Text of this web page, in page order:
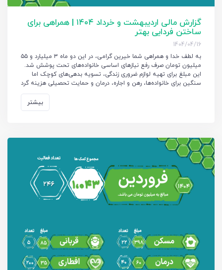
گزارش مالی اردیبهشت و خرداد ۱۴۰۴ | همراهی برای
ساختن فردایی بهتر
1404/04/16
به لطف خدا و همراهی شما خیرین گرامی، در این دو ماه ۳ میلیارد و ۵۵
میلیون تومان صرف رفع نیازهای اساسی خانواده‌های تحت پوشش شد.
این مبلغ برای تهیه لوازم ضروری زندگی، تسویه بدهی‌های کوچک اما
سنگین برای خانواده‌ها، رهن و اجاره، درمان و حمایت تحصیلی هزینه گرد
بیشتر